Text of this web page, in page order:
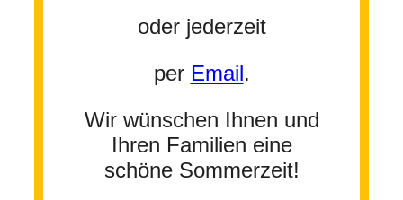
oder jederzeit
per Email.
Wir wünschen Ihnen und
Ihren Familien eine
schöne Sommerzeit!